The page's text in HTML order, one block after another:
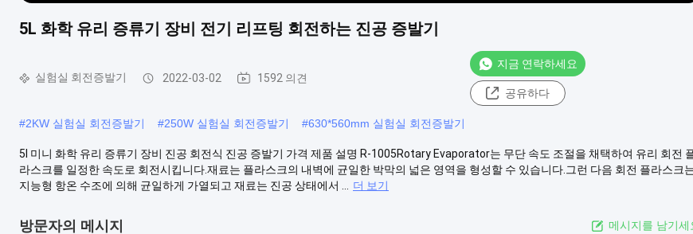
5L 화학 유리 증류기 장비 전기 리프팅 회전하는 진공 증발기
실험실 회전증발기 2022-03-02 1592 의견
지금 연락하세요
공유하다
#2KW 실험실 회전증발기 #250W 실험실 회전증발기 #630*560mm 실험실 회전증발기
5l 미니 화학 유리 증류기 장비 진공 회전식 진공 증발기 가격 제품 설명 R-1005Rotary Evaporator는 무단 속도 조절을 채택하여 유리 회전
라스크를 일정한 속도로 회전시킵니다.재료는 플라스크의 내벽에 균일한 박막의 넓은 영역을 형성할 수 있습니다.그런 다음 회전 플라스크
지능형 항온 수조에 의해 균일하게 가열되고 재료는 진공 상태에서 ...
더 보기
방문자의 메시지 메시지를 남기세